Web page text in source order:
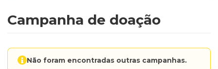
Campanha de doação
Não foram encontradas outras campanhas.